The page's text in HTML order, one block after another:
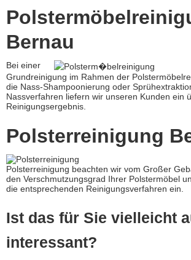
Bernau
Bei einer
Grundreinigung im Rahmen der
die Nass-Shampoonierung oder
Nassverfahren liefern wir unseren Kunden ein
Reinigungsergebnis.
Polsterreinigung
Polsterreinigung beachten wir vom Großer
den Verschmutzungsgrad Ihrer Polstermöbel
die entsprechenden Reinigungsverfahren ein.
Ist das für Sie vielleicht
interessant?